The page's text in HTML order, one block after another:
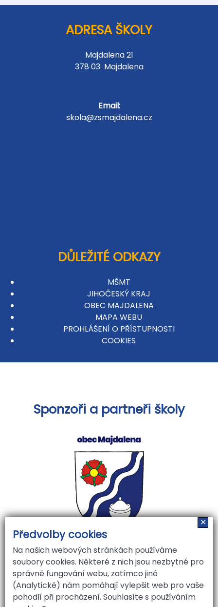
ADRESA ŠKOLY
Majdalena 21
378 03 Majdalena
Email:
skola@zsmajdalena.cz
DŮLEŽITÉ ODKAZY
MŠMT
JIHOČESKÝ KRAJ
OBEC MAJDALENA
MAPA WEBU
PROHLÁŠENÍ O PŘÍSTUPNOSTI
COOKIES
Sponzoři a partneři školy
Předvolby cookies
Na našich webových stránkách používáme
soubory cookies. Některé z nich jsou nezbytné pro
správné fungování webu, zatímco jiné
(Analytické) nám pomáhají vylepšit web pro vaše
pohodlí při procházení. Souhlasíte s používáním
✕